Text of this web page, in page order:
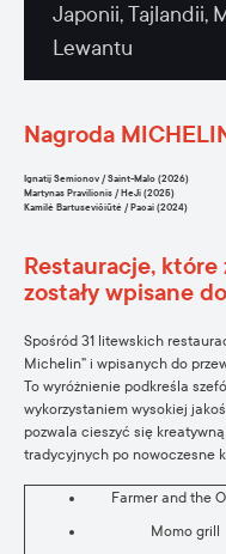
Japonii, Tajlandii,
Lewantu
Nagroda
Ignatij Semionov / Saint-Malo (2026)
Martynas Pravilionis / HeJi (2025)
Kamilė Bartusevičiūtė / Pacai (2024)
Restauracje,
zostały wpisane
Spośród 31 litewskich
Michelin” i wpisanych do
To wyróżnienie podkreśla
wykorzystaniem wysokiej
pozwala cieszyć się
tradycyjnych po nowoczesne
Farmer and the
Momo grill